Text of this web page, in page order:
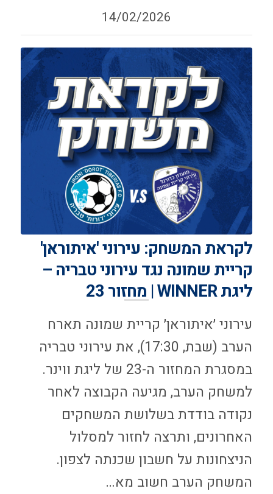
14/02/2026
לקראת המשחק: עירוני 'איתוראן'
קריית שמונה נגד עירוני טבריה –
ליגת WINNER | מחזור 23
עירוני ׳איתוראן׳ קריית שמונה תארח
הערב (שבת, 17:30), את עירוני טבריה
במסגרת המחזור ה-23 של ליגת ווינר.
למשחק הערב, מגיעה הקבוצה לאחר
נקודה בודדת בשלושת המשחקים
האחרונים, ותרצה לחזור למסלול
הניצחונות על חשבון שכנתה לצפון.
המשחק הערב חשוב מא…